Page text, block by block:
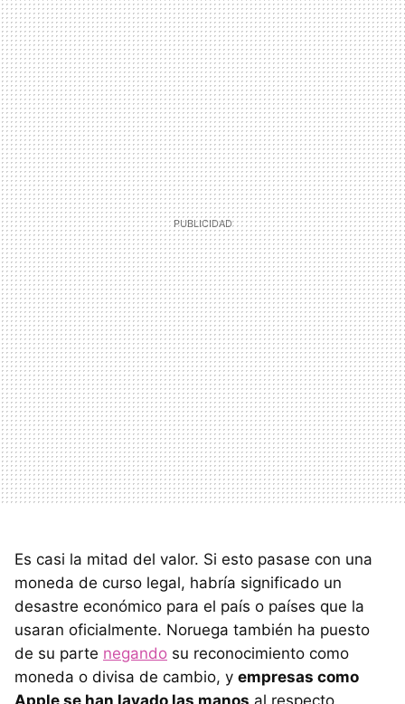
Es casi la mitad del valor. Si esto pasase con una
moneda de curso legal, habría significado un
desastre económico para el país o países que la
usaran oficialmente. Noruega también ha puesto
de su parte negando su reconocimiento como
moneda o divisa de cambio, y empresas como
Apple se han lavado las manos al respecto